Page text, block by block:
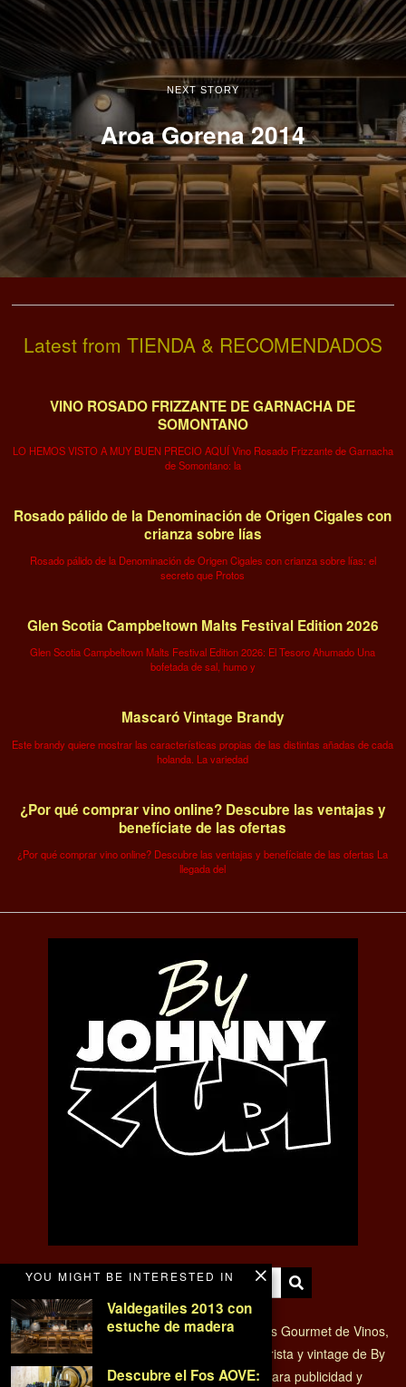
YOU MIGHT BE INTERESTED IN
Valdegatiles 2013 con
estuche de madera
Descubre el Fos AOVE:
NEXT STORY
Aroa Gorena 2014
Latest from TIENDA & RECOMENDADOS
VINO ROSADO FRIZZANTE DE GARNACHA DE
SOMONTANO
LO HEMOS VISTO A MUY BUEN PRECIO AQUÍ Vino Rosado Frizzante de Garnacha
de Somontano: la
Rosado pálido de la Denominación de Origen Cigales con
crianza sobre lías
Rosado pálido de la Denominación de Origen Cigales con crianza sobre lías: el
secreto que Protos
Glen Scotia Campbeltown Malts Festival Edition 2026
Glen Scotia Campbeltown Malts Festival Edition 2026: El Tesoro Ahumado Una
bofetada de sal, humo y
Mascaró Vintage Brandy
Este brandy quiere mostrar las características propias de las distintas añadas de cada
holanda. La variedad
¿Por qué comprar vino online? Descubre las ventajas y
benefíciate de las ofertas
¿Por qué comprar vino online? Descubre las ventajas y benefíciate de las ofertas La
llegada del
VINO Y BODEGAS - Magazine de tendencias Gourmet de Vinos,
enoturismo y Cocina con el estilo retro, futurista y vintage de By
Johnny Zuri. Edición y Brand Content. Para publicidad y